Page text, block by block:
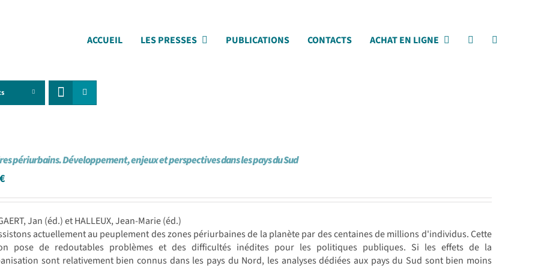
ACCUEIL LES PRESSES PUBLICATIONS CONTACTS ACHAT EN LIGNE
périurbains. Développement, enjeux et perspectives dans les pays du Sud
€
Jan (éd.) et HALLEUX, Jean-Marie (éd.)
actuellement au peuplement des zones périurbaines de la planète par des centaines de millions d'individus. Cette
pose de redoutables problèmes et des difficultés inédites pour les politiques publiques. Si les effets de la
sont relativement bien connus dans les pays du Nord, les analyses dédiées aux pays du Sud sont bien moins